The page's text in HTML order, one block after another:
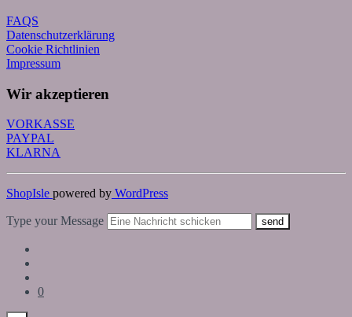
FAQS
Datenschutzerklärung
Cookie Richtlinien
Impressum
Wir akzeptieren
VORKASSE
PAYPAL
KLARNA
ShopIsle powered by WordPress
Type your Message send
0